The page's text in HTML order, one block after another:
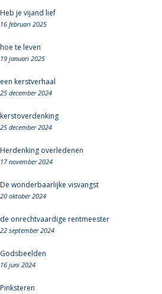
Heb je vijand lief
16 februari 2025
hoe te leven
19 januari 2025
een kerstverhaal
25 december 2024
kerstoverdenking
25 december 2024
Herdenking overledenen
17 november 2024
De wonderbaarlijke visvangst
20 oktober 2024
de onrechtvaardige rentmeester
22 september 2024
Godsbeelden
16 juni 2024
Pinksteren